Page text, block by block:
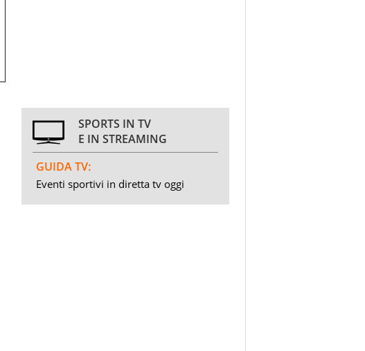
SPORTS IN TV
E IN STREAMING
GUIDA TV:
Eventi sportivi in diretta tv oggi